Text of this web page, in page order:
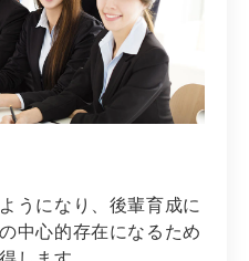
うになり、後輩育成に
中心的存在になるため